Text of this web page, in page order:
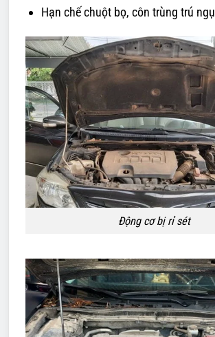
Hạn chế chuột bọ, côn trùng trú ngụ
Động cơ bị rỉ sét